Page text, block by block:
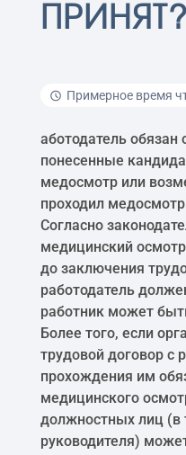
ПРИНЯТ?
Примерное время
аботодатель обязан
понесенные
медосмотр или
проходил
Согласно
медицинский
до заключения
работодатель
работник может
Более того, если
трудовой договор с
прохождения им
медицинского
должностных лиц (в
руководителя)